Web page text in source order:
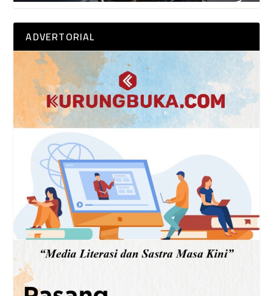
ADVERTORIAL